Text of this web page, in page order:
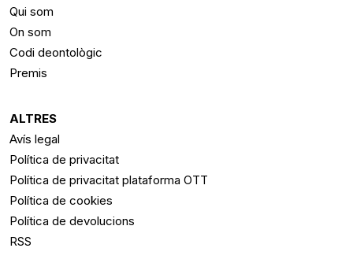
Qui som
On som
Codi deontològic
Premis
ALTRES
Avís legal
Política de privacitat
Política de privacitat plataforma OTT
Política de cookies
Política de devolucions
RSS